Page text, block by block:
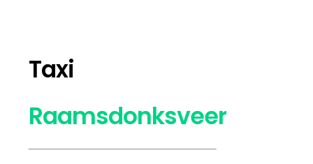
Taxi
Raamsdonksveer